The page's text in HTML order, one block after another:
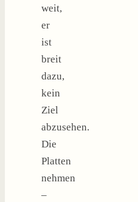
weit,
er
ist
breit
dazu,
kein
Ziel
abzusehen.
Die
Platten
nehmen
–